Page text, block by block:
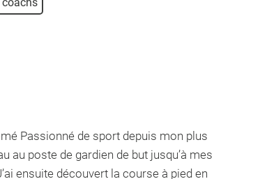
Passionné de sport depuis mon plus
au poste de gardien de but jusqu’à mes
ensuite découvert la course à pied en